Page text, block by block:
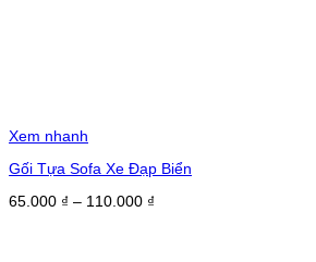
Xem nhanh
Gối Tựa Sofa Xe Đạp Biển
65.000 ₫ – 110.000 ₫